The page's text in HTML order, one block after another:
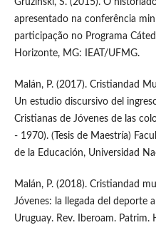
Gruzinski, S. (2015). O
apresentado na conferência
participação no Programa
Horizonte, MG: IEAT/UFMG.
Malán, P. (2017). Cristiandad
Un estudio discursivo del
Cristianas de Jóvenes de las
- 1970). (Tesis de Maestría)
de la Educación, Universidad
Malán, P. (2018). Cristiandad
Jóvenes: la llegada del deporte
Uruguay. Rev. Iberoam.